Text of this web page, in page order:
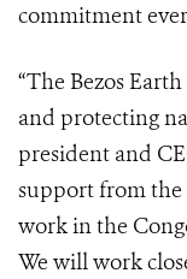
commitment
“The Bezos
and protecting
president and
support from the
work in the
We will work